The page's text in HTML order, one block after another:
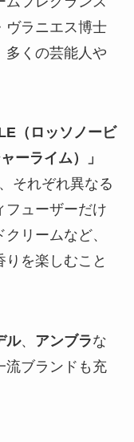
ヴラニエス博士
多くの芸能人や
（ロッソノービ
ーライム）」
それぞれ異なる
フューザーだけ
リームなど、
を楽しむこと
ル、 アンブラな
流ブランドも充